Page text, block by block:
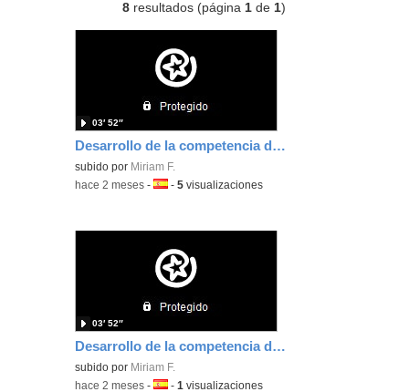
8 resultados (página1 de1)
Desarrollo de la competencia digital
subido por Miriam F.
03′ 52″
-hace 2 meses -Idioma:
-5 visualizaciones
Desarrollo de la competencia digital
subido por Miriam F.
03′ 52″
-hace 2 meses -Idioma:
-1 visualizaciones